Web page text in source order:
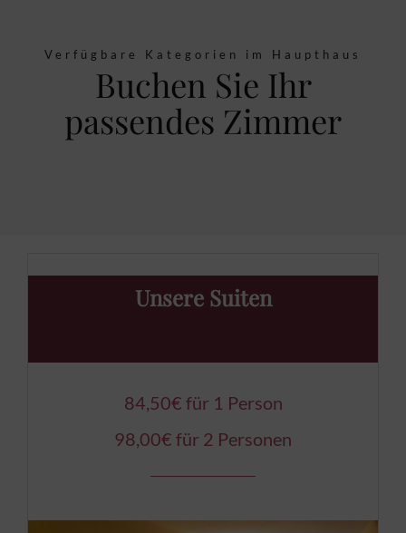
Verfügbare Kategorien im Haupthaus
Buchen Sie Ihr
passendes Zimmer
Unsere Suiten
84,50€ für 1 Person
98,00€ für 2 Personen